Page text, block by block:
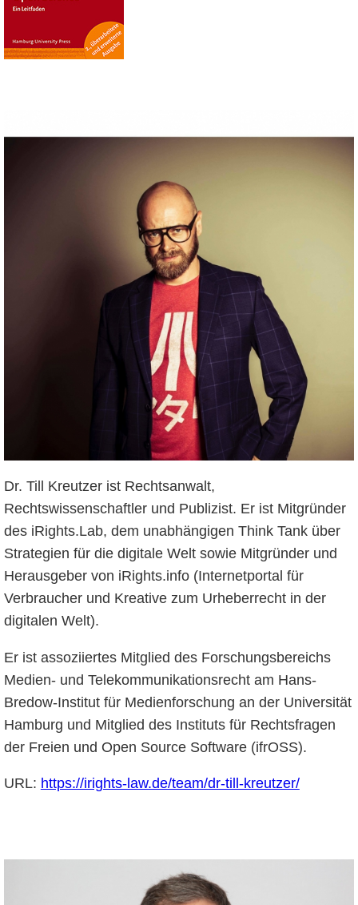
Dr. Till Kreutzer ist Rechtsanwalt,
Rechtswissenschaftler und Publizist. Er ist Mitgründer
des iRights.Lab, dem unabhängigen Think Tank über
Strategien für die digitale Welt sowie Mitgründer und
Herausgeber von iRights.info (Internetportal für
Verbraucher und Kreative zum Urheberrecht in der
digitalen Welt).
Er ist assoziiertes Mitglied des Forschungsbereichs
Medien- und Telekommunikationsrecht am Hans-
Bredow-Institut für Medienforschung an der Universität
Hamburg und Mitglied des Instituts für Rechtsfragen
der Freien und Open Source Software (ifrOSS).
URL: https://irights-law.de/team/dr-till-kreutzer/